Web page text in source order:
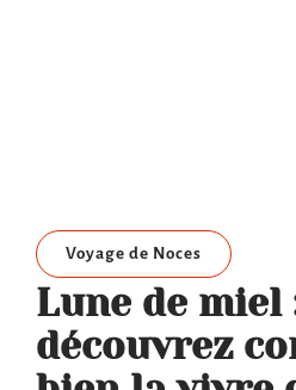
Voyage de Noces
Lune de miel
découvrez